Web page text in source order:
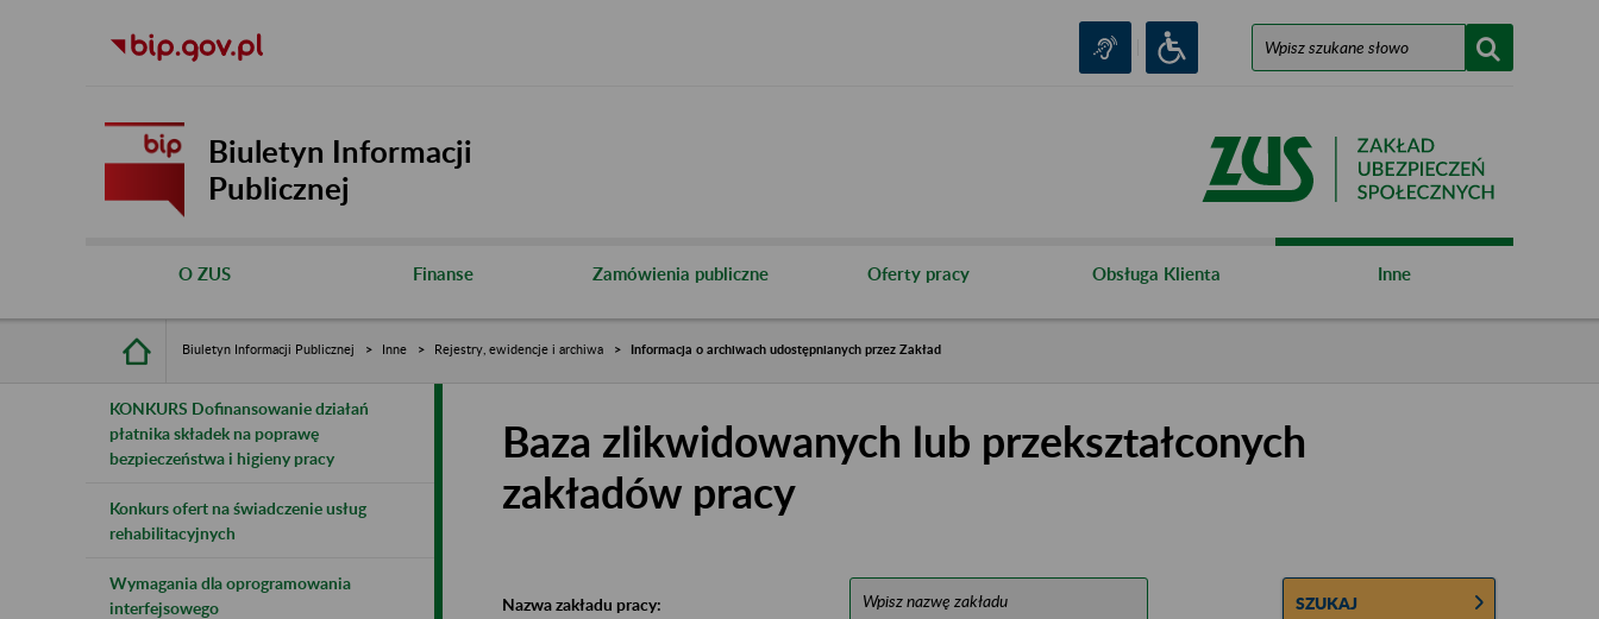
Biuletyn Informacji
Publicznej
O ZUS Finanse Zamówienia publiczne Oferty pracy Obsługa Klienta Inne
Biuletyn Informacji Publicznej Inne Rejestry, ewidencje i archiwa Informacja o archiwach udostępnianych przez Zakład
KONKURS Dofinansowanie działań
płatnika składek na poprawę
bezpieczeństwa i higieny pracy
Konkurs ofert na świadczenie usług
rehabilitacyjnych
Wymagania dla oprogramowania
interfejsowego
Baza zlikwidowanych lub przekształconych
zakładów pracy
Nazwa zakładu pracy: SZUKAJ